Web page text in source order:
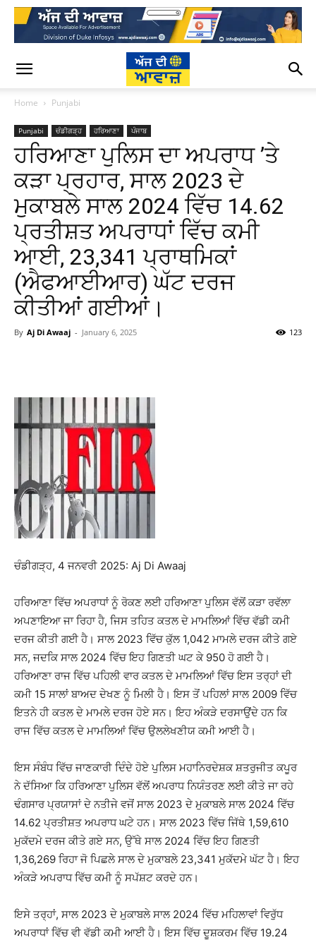
Home Punjabi
Punjabi ਚੰਡੀਗੜ੍ਹ ਹਰਿਆਣਾ ਪੰਜਾਬ
ਹਰਿਆਣਾ ਪੁਲਿਸ ਦਾ ਅਪਰਾਧ ’ਤੇ
ਕੜਾ ਪ੍ਰਹਾਰ, ਸਾਲ 2023 ਦੇ
ਮੁਕਾਬਲੇ ਸਾਲ 2024 ਵਿੱਚ 14.62
ਪ੍ਰਤੀਸ਼ਤ ਅਪਰਾਧਾਂ ਵਿੱਚ ਕਮੀ
ਆਈ, 23,341 ਪ੍ਰਾਥਮਿਕਾਂ
(ਐਫਆਈਆਰ) ਘੱਟ ਦਰਜ
ਕੀਤੀਆਂ ਗਈਆਂ।
By Aj Di Awaaj - January 6, 2025 123
ਚੰਡੀਗੜ੍ਹ, 4 ਜਨਵਰੀ 2025: Aj Di Awaaj
ਹਰਿਆਣਾ ਵਿੱਚ ਅਪਰਾਧਾਂ ਨੂੰ ਰੋਕਣ ਲਈ ਹਰਿਆਣਾ ਪੁਲਿਸ ਵੱਲੋਂ ਕੜਾ ਰਵੱਲਾ
ਅਪਣਾਇਆ ਜਾ ਰਿਹਾ ਹੈ, ਜਿਸ ਤਹਿਤ ਕਤਲ ਦੇ ਮਾਮਲਿਆਂ ਵਿੱਚ ਵੱਡੀ ਕਮੀ
ਦਰਜ ਕੀਤੀ ਗਈ ਹੈ। ਸਾਲ 2023 ਵਿੱਚ ਕੁੱਲ 1,042 ਮਾਮਲੇ ਦਰਜ ਕੀਤੇ ਗਏ
ਸਨ, ਜਦਕਿ ਸਾਲ 2024 ਵਿੱਚ ਇਹ ਗਿਣਤੀ ਘਟ ਕੇ 950 ਹੋ ਗਈ ਹੈ।
ਹਰਿਆਣਾ ਰਾਜ ਵਿੱਚ ਪਹਿਲੀ ਵਾਰ ਕਤਲ ਦੇ ਮਾਮਲਿਆਂ ਵਿੱਚ ਇਸ ਤਰ੍ਹਾਂ ਦੀ
ਕਮੀ 15 ਸਾਲਾਂ ਬਾਅਦ ਦੇਖਣ ਨੂੰ ਮਿਲੀ ਹੈ। ਇਸ ਤੋਂ ਪਹਿਲਾਂ ਸਾਲ 2009 ਵਿੱਚ
ਇਤਨੇ ਹੀ ਕਤਲ ਦੇ ਮਾਮਲੇ ਦਰਜ ਹੋਏ ਸਨ। ਇਹ ਅੰਕੜੇ ਦਰਸਾਉਂਦੇ ਹਨ ਕਿ
ਰਾਜ ਵਿੱਚ ਕਤਲ ਦੇ ਮਾਮਲਿਆਂ ਵਿੱਚ ਉਲਲੇਖਣੀਯ ਕਮੀ ਆਈ ਹੈ।
ਇਸ ਸੰਬੰਧ ਵਿੱਚ ਜਾਣਕਾਰੀ ਦਿੰਦੇ ਹੋਏ ਪੁਲਿਸ ਮਹਾਨਿਰਦੇਸ਼ਕ ਸ਼ਤਰੁਜੀਤ ਕਪੂਰ
ਨੇ ਦੱਸਿਆ ਕਿ ਹਰਿਆਣਾ ਪੁਲਿਸ ਵੱਲੋਂ ਅਪਰਾਧ ਨਿਯੰਤਰਣ ਲਈ ਕੀਤੇ ਜਾ ਰਹੇ
ਢੰਗਸਾਰ ਪ੍ਰਯਾਸਾਂ ਦੇ ਨਤੀਜੇ ਵਜੋਂ ਸਾਲ 2023 ਦੇ ਮੁਕਾਬਲੇ ਸਾਲ 2024 ਵਿੱਚ
14.62 ਪ੍ਰਤੀਸ਼ਤ ਅਪਰਾਧ ਘਟੇ ਹਨ। ਸਾਲ 2023 ਵਿੱਚ ਜਿੱਥੇ 1,59,610
ਮੁਕੱਦਮੇ ਦਰਜ ਕੀਤੇ ਗਏ ਸਨ, ਉੱਥੇ ਸਾਲ 2024 ਵਿੱਚ ਇਹ ਗਿਣਤੀ
1,36,269 ਰਿਹਾ ਜੋ ਪਿਛਲੇ ਸਾਲ ਦੇ ਮੁਕਾਬਲੇ 23,341 ਮੁਕੱਦਮੇ ਘੱਟ ਹੈ। ਇਹ
ਅੰਕੜੇ ਅਪਰਾਧ ਵਿੱਚ ਕਮੀ ਨੂੰ ਸਪੱਸ਼ਟ ਕਰਦੇ ਹਨ।
ਇਸੇ ਤਰ੍ਹਾਂ, ਸਾਲ 2023 ਦੇ ਮੁਕਾਬਲੇ ਸਾਲ 2024 ਵਿੱਚ ਮਹਿਲਾਵਾਂ ਵਿਰੁੱਧ
ਅਪਰਾਧਾਂ ਵਿੱਚ ਵੀ ਵੱਡੀ ਕਮੀ ਆਈ ਹੈ। ਇਸ ਵਿੱਚ ਦੂਸ਼ਕਰਮ ਵਿੱਚ 19.24